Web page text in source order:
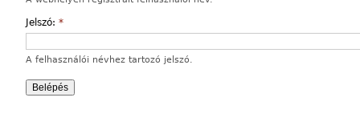
Jelszó: *
A felhasználói névhez tartozó jelszó.